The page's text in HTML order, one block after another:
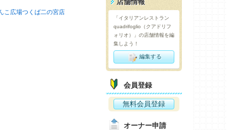
こ広場つくば二の宮店
「イタリアンレストラン
quadrifoglio（クアドリフ
ォリオ）」の店舗情報を編
集しよう！
編集する
会員登録
無料会員登録
オーナー申請